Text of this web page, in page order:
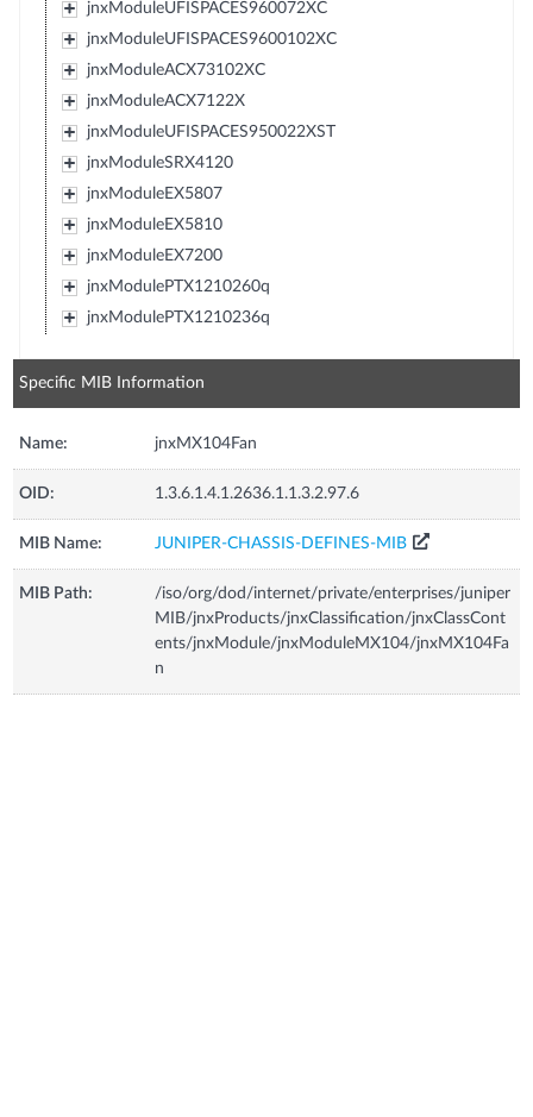
jnxModuleUFISPACES960072XC
jnxModuleUFISPACES9600102XC
jnxModuleACX73102XC
jnxModuleACX7122X
jnxModuleUFISPACES950022XST
jnxModuleSRX4120
jnxModuleEX5807
jnxModuleEX5810
jnxModuleEX7200
jnxModulePTX1210260q
jnxModulePTX1210236q
Specific MIB Information
Name: jnxMX104Fan
OID: 1.3.6.1.4.1.2636.1.1.3.2.97.6
MIB Name: JUNIPER-CHASSIS-DEFINES-MIB
MIB Path:
/iso/org/dod/internet/private/enterprises/juniper
MIB/jnxProducts/jnxClassification/jnxClassCont
ents/jnxModule/jnxModuleMX104/jnxMX104Fa
n